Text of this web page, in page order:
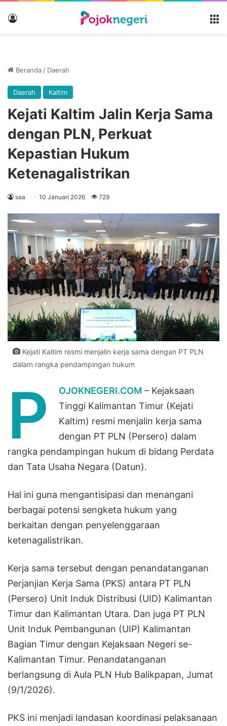
Beranda / Daerah
Daerah Kaltim
Kejati Kaltim Jalin Kerja Sama
dengan PLN, Perkuat
Kepastian Hukum
Ketenagalistrikan
saa 10 Januari 2026 729
Kejati Kaltim resmi menjalin kerja sama dengan PT PLN
dalam rangka pendampingan hukum
P OJOKNEGERI.COM – Kejaksaan
Tinggi Kalimantan Timur (Kejati
Kaltim) resmi menjalin kerja sama
dengan PT PLN (Persero) dalam
rangka pendampingan hukum di bidang Perdata
dan Tata Usaha Negara (Datun).
Hal ini guna mengantisipasi dan menangani
berbagai potensi sengketa hukum yang
berkaitan dengan penyelenggaraan
ketenagalistrikan.
Kerja sama tersebut dengan penandatanganan
Perjanjian Kerja Sama (PKS) antara PT PLN
(Persero) Unit Induk Distribusi (UID) Kalimantan
Timur dan Kalimantan Utara. Dan juga PT PLN
Unit Induk Pembangunan (UIP) Kalimantan
Bagian Timur dengan Kejaksaan Negeri se-
Kalimantan Timur. Penandatanganan
berlangsung di Aula PLN Hub Balikpapan, Jumat
(9/1/2026).
PKS ini menjadi landasan koordinasi pelaksanaan